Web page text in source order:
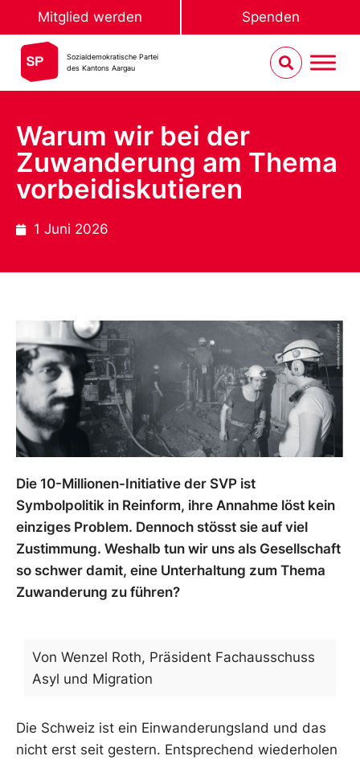
Mitglied werden Spenden
Sozialdemokratische Partei
des Kantons Aargau
Warum wir bei der
Zuwanderung am Thema
vorbeidiskutieren
1 Juni 2026
Die 10-Millionen-Initiative der SVP ist
Symbolpolitik in Reinform, ihre Annahme löst kein
einziges Problem. Dennoch stösst sie auf viel
Zustimmung. Weshalb tun wir uns als Gesellschaft
so schwer damit, eine Unterhaltung zum Thema
Zuwanderung zu führen?
Von Wenzel Roth, Präsident Fachausschuss
Asyl und Migration
Die Schweiz ist ein Einwanderungsland und das
nicht erst seit gestern. Entsprechend wiederholen